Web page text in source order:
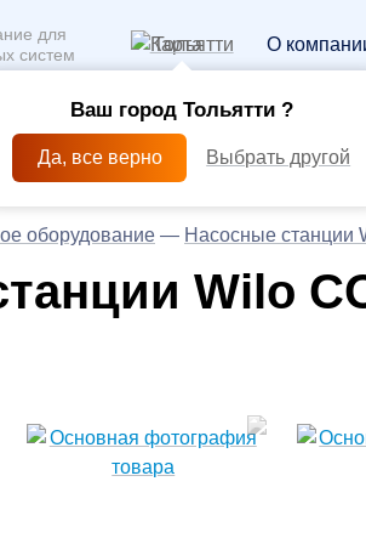
для
систем
Тольятти
Ваш город Тольятти ?
Да, все верно Выбрать другой
О
оборудование — Насосные станции
Wilo